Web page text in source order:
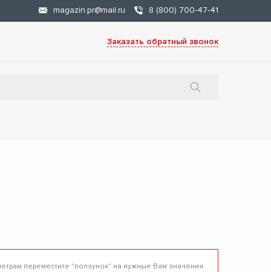
magazin.pr@mail.ru 8 (800) 700-47-41
Заказать обратный звонок
переместите "ползунок" на нужные Вам значения